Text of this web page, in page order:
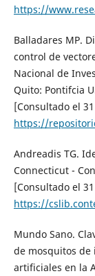
https://
Balladares MP.
control de
Nacional de
Quito: Pontifcia
[Consultado el
https://
Andreadis TG.
Connecticut -
[Consultado el
https://
Mundo Sano.
de mosquitos de
artificiales en la